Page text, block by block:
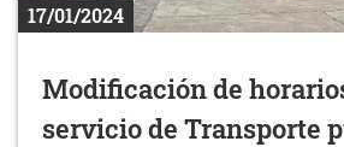
17/01/2024
Modificación de
servicio de Transporte